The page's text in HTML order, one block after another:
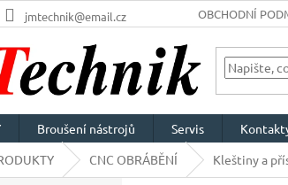
jmtechnik@email.cz OBCHODNÍ
Broušení nástrojů Servis
CNC OBRÁBĚNÍ Kleštiny a